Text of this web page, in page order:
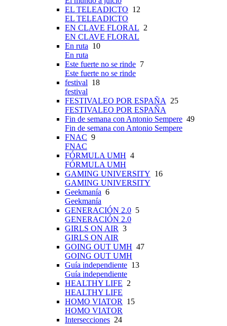
EL TELEADICTO 12
EL TELEADICTO
EN CLAVE FLORAL 2
EN CLAVE FLORAL
En ruta 10
En ruta
Este fuerte no se rinde 7
Este fuerte no se rinde
festival 18
festival
FESTIVALEO POR ESPAÑA 25
FESTIVALEO POR ESPAÑA
Fin de semana con Antonio Sempere 49
Fin de semana con Antonio Sempere
FNAC 9
FNAC
FÓRMULA UMH 4
FÓRMULA UMH
GAMING UNIVERSITY 16
GAMING UNIVERSITY
Geekmanía 6
Geekmanía
GENERACIÓN 2.0 5
GENERACIÓN 2.0
GIRLS ON AIR 3
GIRLS ON AIR
GOING OUT UMH 47
GOING OUT UMH
Guía independiente 13
Guía independiente
HEALTHY LIFE 2
HEALTHY LIFE
HOMO VIATOR 15
HOMO VIATOR
Intersecciones 24